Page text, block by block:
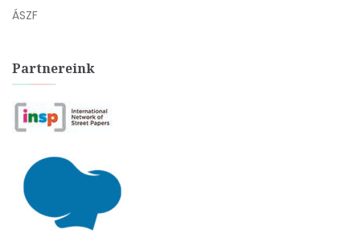
ÁSZF
Partnereink